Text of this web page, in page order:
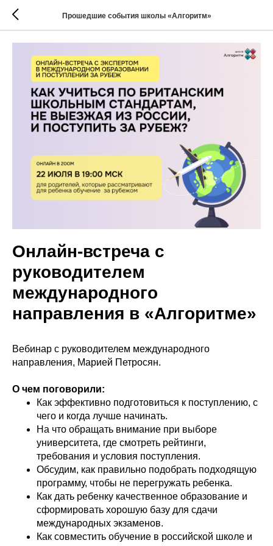
Прошедшие события школы «Алгоритм»
Онлайн-встреча с
руководителем
международного
направления в «Алгоритме»
Вебинар с руководителем международного
направления, Марией Петросян.
О чем поговорили:
Как эффективно подготовиться к поступлению, с
чего и когда лучше начинать.
На что обращать внимание при выборе
университета, где смотреть рейтинги,
требования и условия поступления.
Обсудим, как правильно подобрать подходящую
программу, чтобы не перегружать ребенка.
Как дать ребенку качественное образование и
сформировать хорошую базу для сдачи
международных экзаменов.
Как совместить обучение в российской школе и